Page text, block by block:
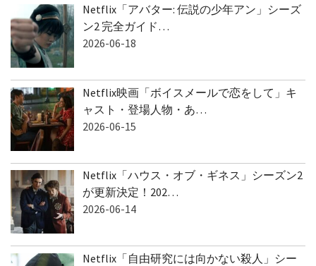
Netflix「アバター: 伝説の少年アン」シーズ
ン2 完全ガイド…
2026-06-18
Netflix映画「ボイスメールで恋をして」キ
ャスト・登場人物・あ…
2026-06-15
Netflix「ハウス・オブ・ギネス」シーズン2
が更新決定！202…
2026-06-14
Netflix「自由研究には向かない殺人」シー